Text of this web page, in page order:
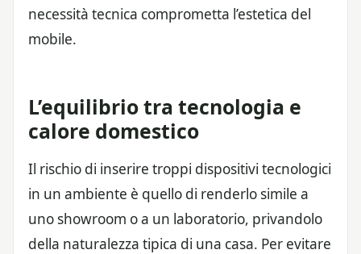
necessità tecnica comprometta l’estetica del
mobile.
L’equilibrio tra tecnologia e
calore domestico
Il rischio di inserire troppi dispositivi tecnologici
in un ambiente è quello di renderlo simile a
uno showroom o a un laboratorio, privandolo
della naturalezza tipica di una casa. Per evitare